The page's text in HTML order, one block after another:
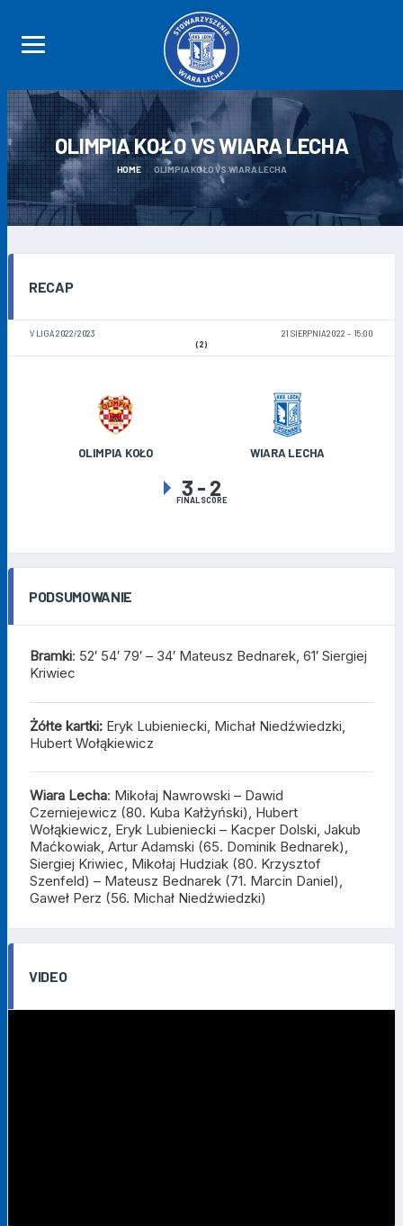
OLIMPIA KOŁO VS WIARA LECHA
HOME OLIMPIA KOŁO VS WIARA LECHA
RECAP
V LIGA 2022/2023 21 SIERPNIA 2022
15:00
(2)
OLIMPIA KOŁO WIARA LECHA
3 - 2
FINAL SCORE
PODSUMOWANIE
Bramki: 52′ 54′ 79′ – 34′ Mateusz Bednarek, 61′ Siergiej
Kriwiec
Żółte kartki: Eryk Lubieniecki, Michał Niedźwiedzki,
Hubert Wołąkiewicz
Wiara Lecha: Mikołaj Nawrowski – Dawid
Czerniejewicz (80. Kuba Kałżyński), Hubert
Wołąkiewicz, Eryk Lubieniecki – Kacper Dolski, Jakub
Maćkowiak, Artur Adamski (65. Dominik Bednarek),
Siergiej Kriwiec, Mikołaj Hudziak (80. Krzysztof
Szenfeld) – Mateusz Bednarek (71. Marcin Daniel),
Gaweł Perz (56. Michał Niedźwiedzki)
VIDEO